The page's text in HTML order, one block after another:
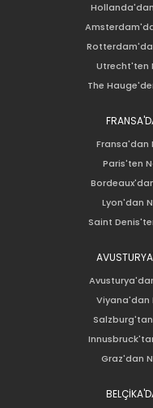
Hollanda'dan
Utrecht'ten
The
Fransa'dan
Paris'ten
Lyon'dan
Saint
Viyana'dan
Salzburg'tan
Graz'dan